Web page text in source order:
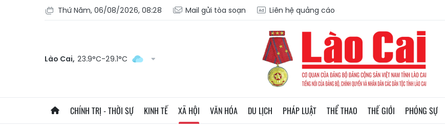
Thứ Năm, 06/08/2026, 08:28 Mail gửi tòa soạn Liên hệ quảng cáo
Lào Cai, 23.9°C-29.1°C
CHÍNH TRỊ - THỜI SỰ KINH TẾ XÃ HỘI VĂN HÓA DU LỊCH PHÁP LUẬT THỂ THAO THẾ GIỚI PHÓNG SỰ